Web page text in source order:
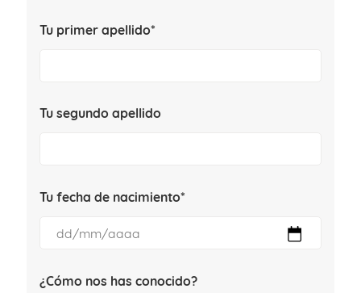
Tu primer apellido*
Tu segundo apellido
Tu fecha de nacimiento*
¿Cómo nos has conocido?